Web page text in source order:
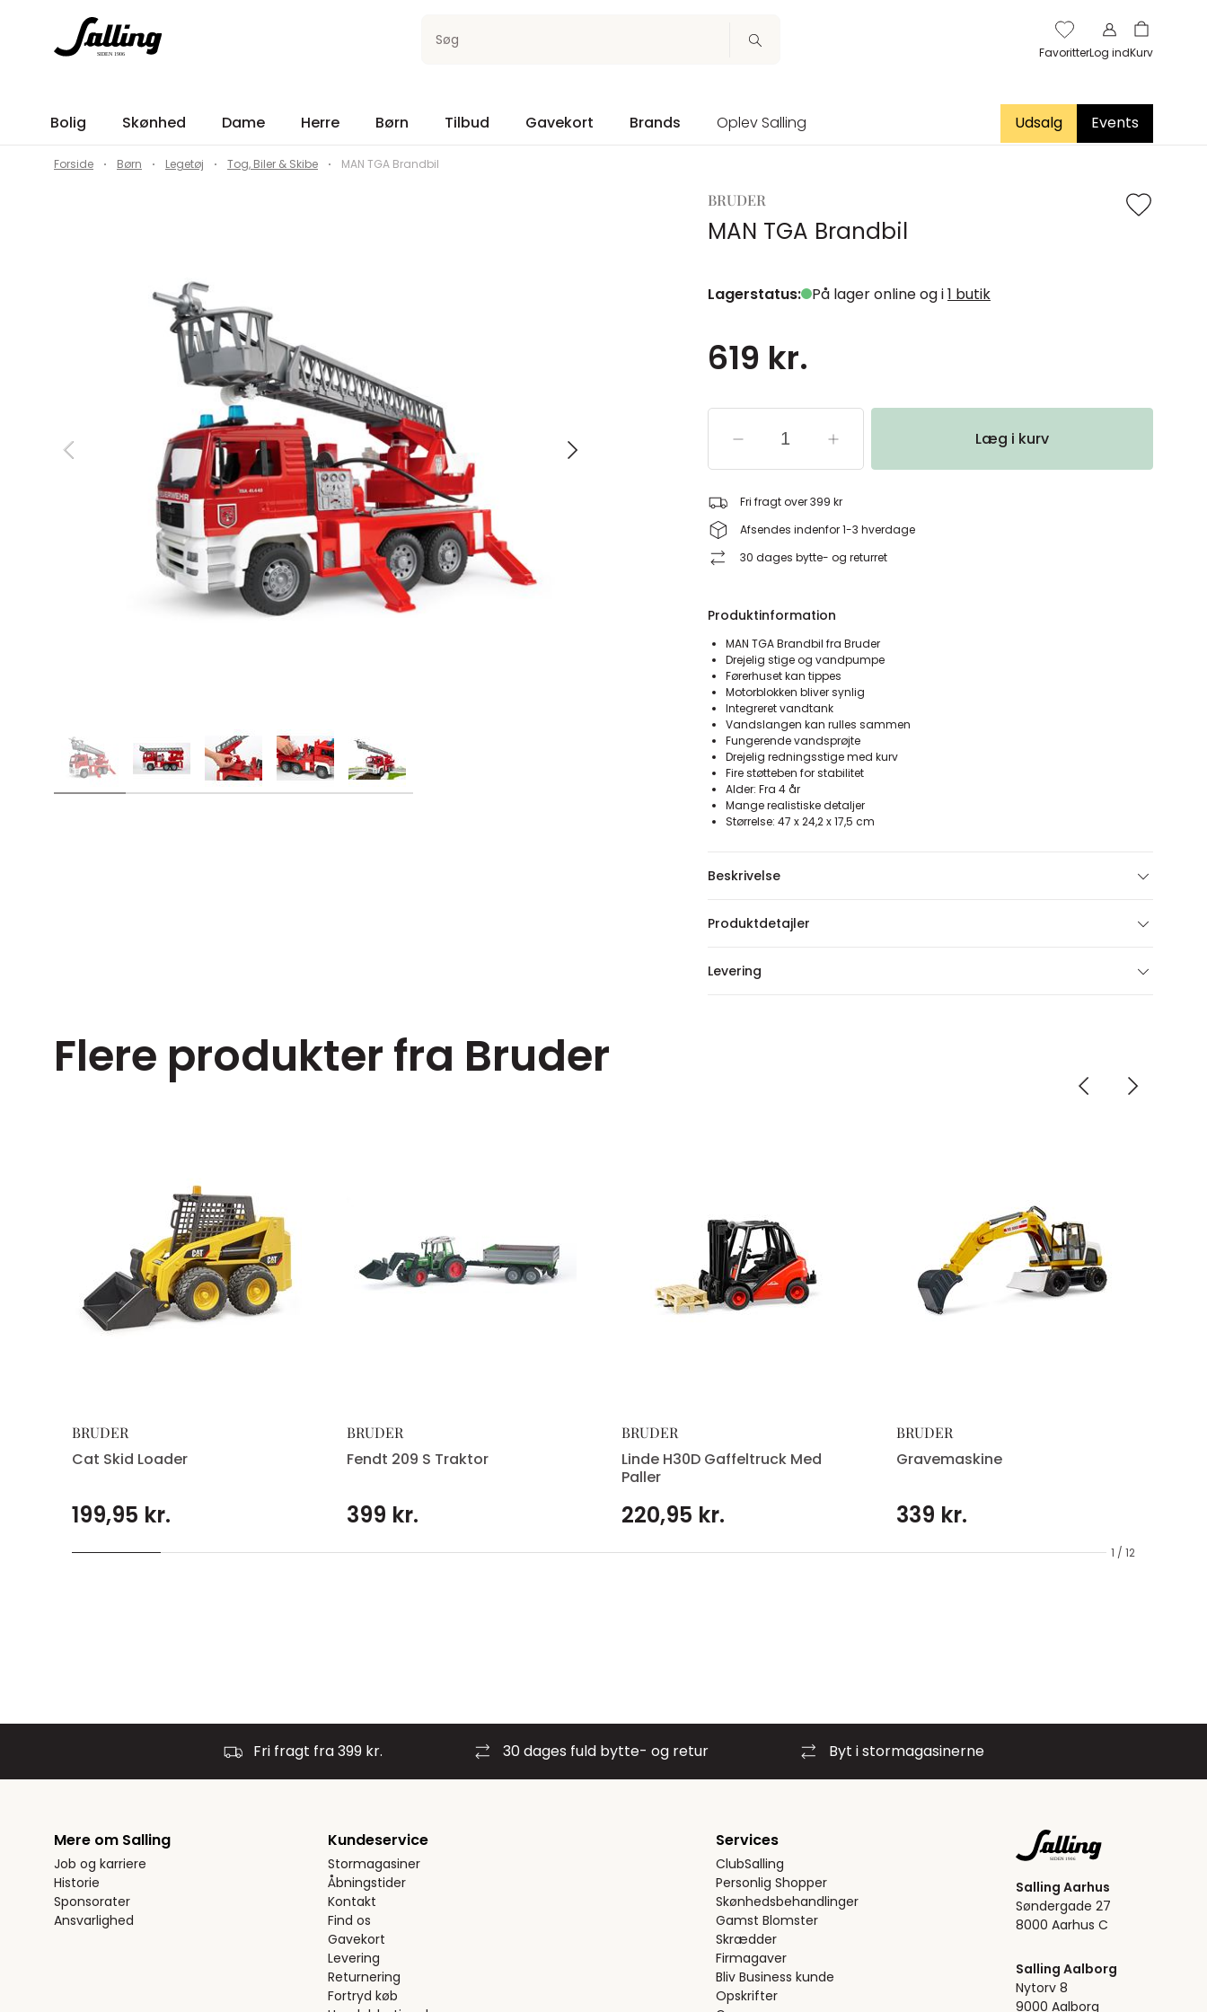
Søg
FavoritterLog indKurv
Bolig Skønhed Dame Herre Børn Tilbud Gavekort Brands Oplev Salling Udsalg Events
Forside Børn Legetøj Tog, Biler & Skibe MAN TGA Brandbil
BRUDER
MAN TGA Brandbil
Lagerstatus: På lager online og i1 butik
619 kr.
Læg i kurv
Fri fragt over 399 kr
Afsendes indenfor 1-3 hverdage
30 dages bytte- og returret
Produktinformation
MAN TGA Brandbil fra Bruder
Drejelig stige og vandpumpe
Førerhuset kan tippes
Motorblokken bliver synlig
Integreret vandtank
Vandslangen kan rulles sammen
Fungerende vandsprøjte
Drejelig redningsstige med kurv
Fire støtteben for stabilitet
Alder: Fra 4 år
Mange realistiske detaljer
Størrelse: 47 x 24,2 x 17,5 cm
Beskrivelse
Produktdetajler
Levering
Flere produkter fra Bruder
1 / 12
BRUDER
Cat Skid Loader
199,95 kr.
BRUDER
Fendt 209 S Traktor
399 kr.
BRUDER
Linde H30D Gaffeltruck Med
Paller
220,95 kr.
BRUDER
Gravemaskine
339 kr.
Fri fragt fra 399 kr. 30 dages fuld bytte- og retur Byt i stormagasinerne
Mere om Salling
Job og karriere
Historie
Sponsorater
Ansvarlighed
Kundeservice
Stormagasiner
Åbningstider
Kontakt
Find os
Gavekort
Levering
Returnering
Fortryd køb
Services
ClubSalling
Personlig Shopper
Skønhedsbehandlinger
Gamst Blomster
Skrædder
Firmagaver
Bliv Business kunde
Opskrifter
Salling Aarhus
Søndergade 27
8000 Aarhus C
Salling Aalborg
Nytorv 8
9000 Aalborg